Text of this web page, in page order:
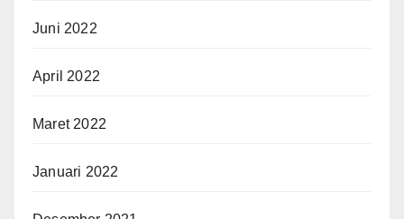
Juni 2022
April 2022
Maret 2022
Januari 2022